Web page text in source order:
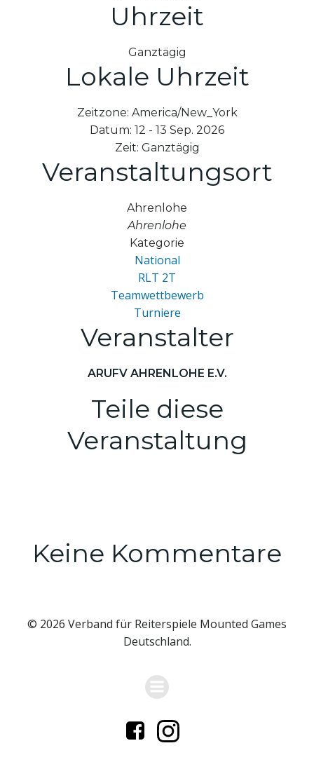
Uhrzeit
Ganztägig
Lokale Uhrzeit
Zeitzone: America/New_York
Datum: 12 - 13 Sep. 2026
Zeit: Ganztägig
Veranstaltungsort
Ahrenlohe
Ahrenlohe
Kategorie
National
RLT 2T
Teamwettbewerb
Turniere
Veranstalter
ARUFV AHRENLOHE E.V.
Teile diese
Veranstaltung
Keine Kommentare
© 2026 Verband für Reiterspiele Mounted Games
Deutschland.